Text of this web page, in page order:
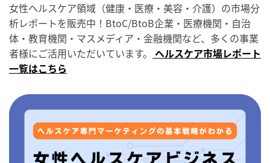
女性ヘルスケア領域（健康・医療・美容・介護）の市場分
析レポートを販売中！BtoC/BtoB企業・医療機関・自治
体・教育機関・マスメディア・金融機関など、多くの事業
者様にご活用いただいています。 ヘルスケア市場レポート
一覧はこちら